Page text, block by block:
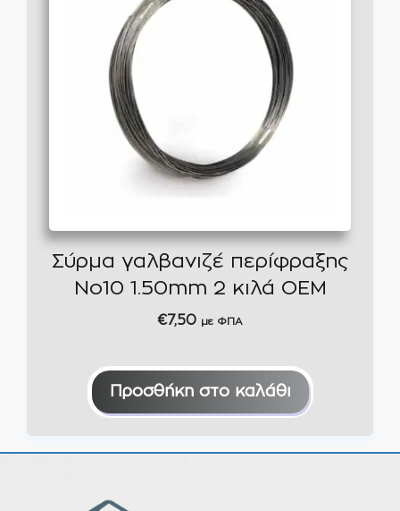
Σύρμα γαλβανιζέ περίφραξης
No10 1.50mm 2 κιλά ΟΕΜ
€7,50 με ΦΠΑ
Προσθήκη στο καλάθι